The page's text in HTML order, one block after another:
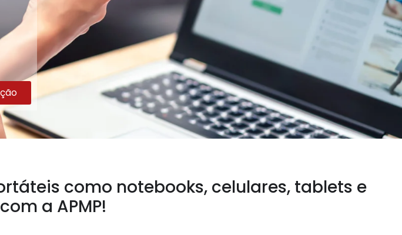
como notebooks, celulares, tablets e
a APMP!